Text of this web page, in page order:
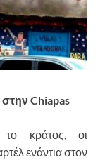
στηνChiapas
κράτος, οι
ενάντια στον